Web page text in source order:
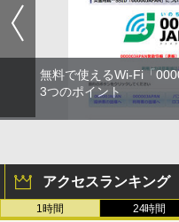
無料で使えるWi-Fi「
3つのポイント
アクセスランキング
1時間 24時間